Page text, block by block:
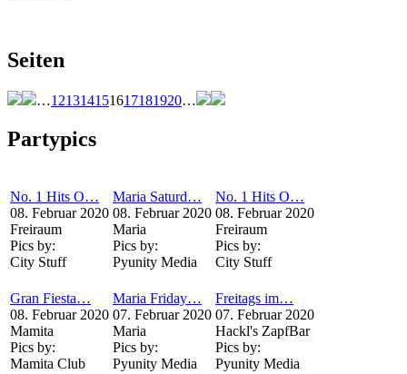
Seiten
…121314151617181920…
Partypics
No. 1 Hits O…
08. Februar 2020
Freiraum
Pics by:
City Stuff
Maria Saturd…
08. Februar 2020
Maria
Pics by:
Pyunity Media
No. 1 Hits O…
08. Februar 2020
Freiraum
Pics by:
City Stuff
Gran Fiesta…
08. Februar 2020
Mamita
Pics by:
Mamita Club
Maria Friday…
07. Februar 2020
Maria
Pics by:
Pyunity Media
Freitags im…
07. Februar 2020
Hackl's ZapfBar
Pics by:
Pyunity Media